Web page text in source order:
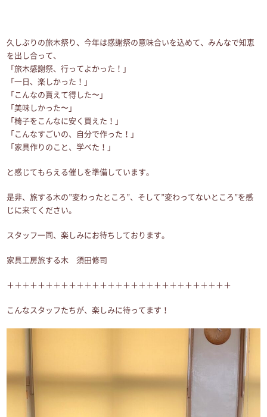
久しぶりの旅木祭り、今年は感謝祭の意味合いを込めて、みんなで知恵
を出し合って、
「旅木感謝祭、行ってよかった！」
「一日、楽しかった！」
「こんなの貰えて得した〜」
「美味しかった〜」
「椅子をこんなに安く買えた！」
「こんなすごいの、自分で作った！」
「家具作りのこと、学べた！」
と感じてもらえる催しを準備しています。
是非、旅する木の”変わったところ”、そして”変わってないところ”を感
じに来てください。
スタッフ一同、楽しみにお待ちしております。
家具工房旅する木 須田修司
＋＋＋＋＋＋＋＋＋＋＋＋＋＋＋＋＋＋＋＋＋＋＋＋＋＋＋＋＋
こんなスタッフたちが、楽しみに待ってます！